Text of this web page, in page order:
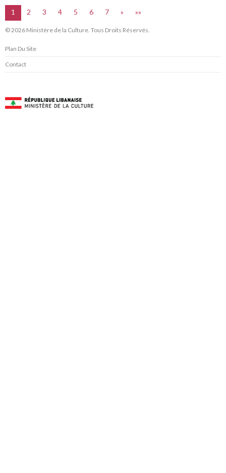
1
2 3 4 5 6 7 » »»
© 2026 Ministère de la Culture. Tous Droits Réservés.
Plan Du Site
Contact